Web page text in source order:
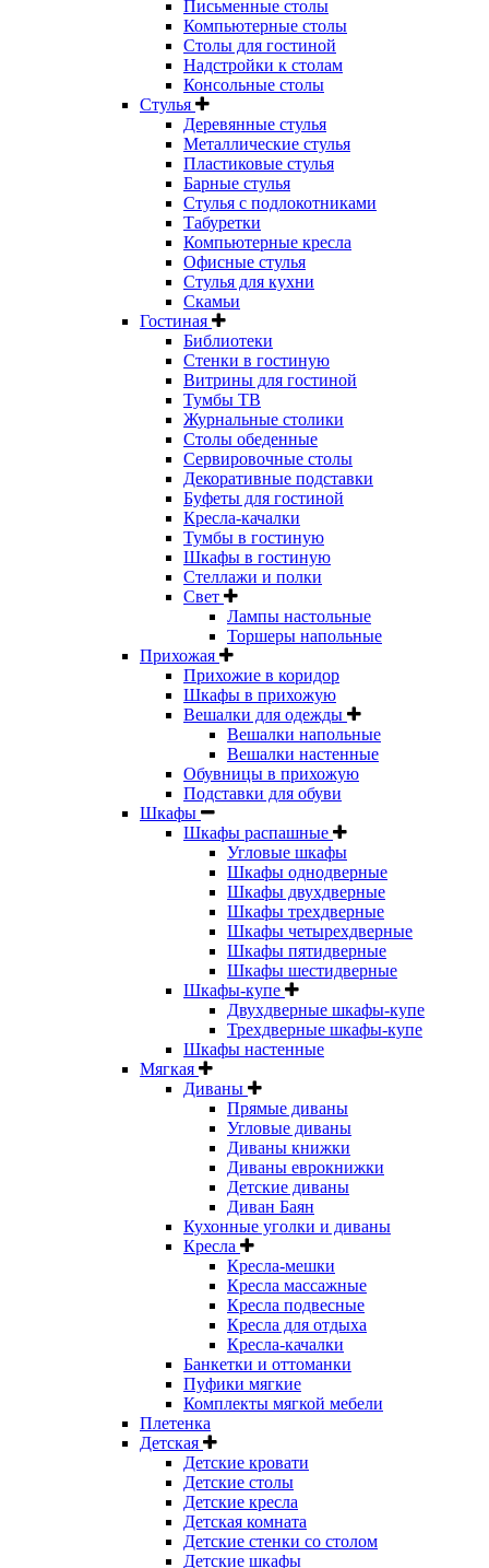
Письменные столы
Компьютерные столы
Столы для гостиной
Надстройки к столам
Консольные столы
Стулья
Деревянные стулья
Металлические стулья
Пластиковые стулья
Барные стулья
Стулья с подлокотниками
Табуретки
Компьютерные кресла
Офисные стулья
Стулья для кухни
Скамьи
Гостиная
Библиотеки
Стенки в гостиную
Витрины для гостиной
Тумбы ТВ
Журнальные столики
Столы обеденные
Сервировочные столы
Декоративные подставки
Буфеты для гостиной
Кресла-качалки
Тумбы в гостиную
Шкафы в гостиную
Стеллажи и полки
Свет
Лампы настольные
Торшеры напольные
Прихожая
Прихожие в коридор
Шкафы в прихожую
Вешалки для одежды
Вешалки напольные
Вешалки настенные
Обувницы в прихожую
Подставки для обуви
Шкафы
Шкафы распашные
Угловые шкафы
Шкафы однодверные
Шкафы двухдверные
Шкафы трехдверные
Шкафы четырехдверные
Шкафы пятидверные
Шкафы шестидверные
Шкафы-купе
Двухдверные шкафы-купе
Трехдверные шкафы-купе
Шкафы настенные
Мягкая
Диваны
Прямые диваны
Угловые диваны
Диваны книжки
Диваны еврокнижки
Детские диваны
Диван Баян
Кухонные уголки и диваны
Кресла
Кресла-мешки
Кресла массажные
Кресла подвесные
Кресла для отдыха
Кресла-качалки
Банкетки и оттоманки
Пуфики мягкие
Комплекты мягкой мебели
Плетенка
Детская
Детские кровати
Детские столы
Детские кресла
Детская комната
Детские стенки со столом
Детские шкафы